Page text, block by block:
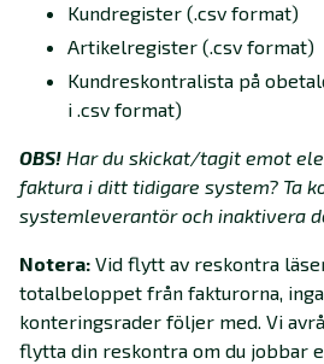
Kundregister (.csv format)
Artikelregister (.csv format)
Kundreskontralista på
i .csv format)
OBS! Har du skickat/tagit emot
faktura i ditt tidigare system? Ta
systemleverantör och inaktivera
Notera: Vid flytt av reskontra
totalbeloppet från fakturorna,
konteringsrader följer med. Vi
flytta din reskontra om du jobbar